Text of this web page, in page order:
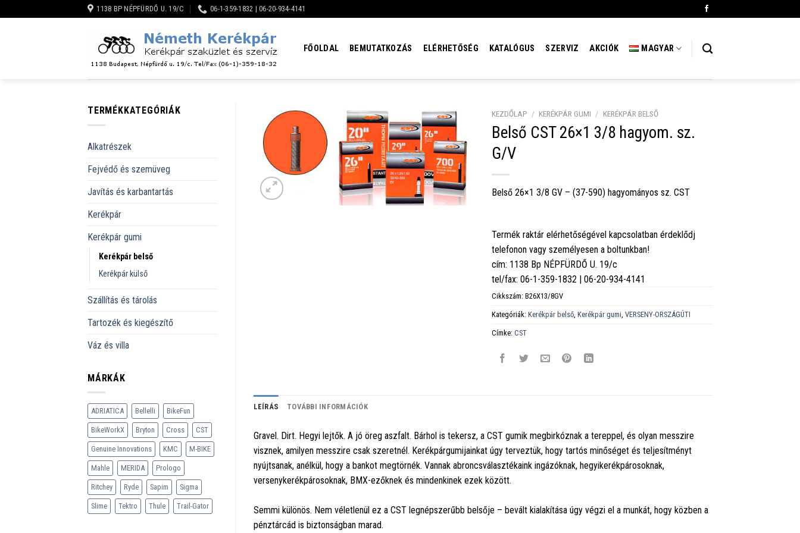
to
1138 BP NÉPFÜRDŐ U. 19/C 06-1-359-1832 | 06-20-934-4141
FŐOLDAL BEMUTATKOZÁS ELÉRHETŐSÉG KATALÓGUS SZERVIZ AKCIÓK MAGYAR
TERMÉKKATEGÓRIÁK
Alkatrészek
Fejvédő és szemüveg
Javítás és karbantartás
Kerékpár
Kerékpár gumi
Kerékpár belső
Kerékpár külső
Szállítás és tárolás
Tartozék és kiegészítő
Váz és villa
MÁRKÁK
ADRIATICA Bellelli BikeFun
BikeWorkX Bryton Cross CST
Genuine Innovations KMC M-BIKE
Mahle MERIDA Prologo
Ritchey Ryde Sapim Sigma
Slime Tektro Thule Trail-Gator
KEZDŐLAP / KERÉKPÁR GUMI / KERÉKPÁR BELSŐ
Belső CST 26×1 3/8 hagyom. sz.
G/V
Belső 26×1 3/8 GV – (37-590) hagyományos sz. CST
Termék raktár elérhetőségével kapcsolatban érdeklődj
telefonon vagy személyesen a boltunkban!
cím: 1138 Bp NÉPFÜRDŐ U. 19/c
tel/fax: 06-1-359-1832 | 06-20-934-4141
Cikkszám:B26X13/8GV
Kategóriák:Kerékpár belső ,Kerékpár gumi ,VERSENY-ORSZÁGÚTI
Címke:CST
LEÍRÁS TOVÁBBI INFORMÁCIÓK
Gravel. Dirt. Hegyi lejtők. A jó öreg aszfalt. Bárhol is tekersz, a CST gumik megbirkóznak a tereppel, és olyan messzire
visznek, amilyen messzire csak szeretnél. Kerékpárgumijainkat úgy terveztük, hogy tartós minőséget és teljesítményt
nyújtsanak, anélkül, hogy a bankot megtörnék. Vannak abroncsválasztékaink ingázóknak, hegyikerékpárosoknak,
versenykerékpárosoknak, BMX-ezőknek és mindenkinek ezek között.
Semmi különös. Nem véletlenül ez a CST legnépszerűbb belsője – bevált kialakítása úgy végzi el a munkát, hogy közben a
pénztárcád is biztonságban marad.